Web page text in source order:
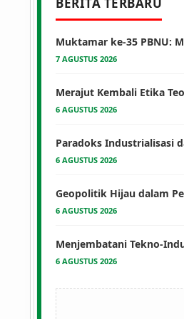
Muktamar ke-35 PBNU:
7 AGUSTUS 2026
Merajut Kembali Etika
6 AGUSTUS 2026
Paradoks Industrialisasi
6 AGUSTUS 2026
Geopolitik Hijau dalam
6 AGUSTUS 2026
Menjembatani Tekno-
6 AGUSTUS 2026